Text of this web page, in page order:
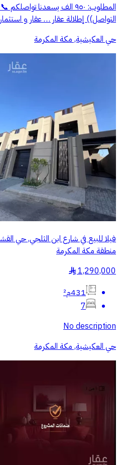
المطلوب: ٩٥٠ الف يسعدنا
التواصل)) إطلالة عقار … عقار و استثمار
حي العكيشية, مكة المكرمة
فيلا للبيع في شارع ابن الثلجي, حي
منطقة مكة المكرمة
1,290,000
§
431م²
7
No description
حي العكيشية, مكة المكرمة